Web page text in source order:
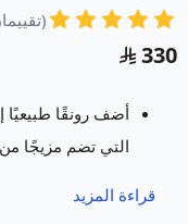
330
أضف رونقًا طبيعيًا
التي تضم مزيجًا من
يسعدنا في متجر
قراءة المزيد